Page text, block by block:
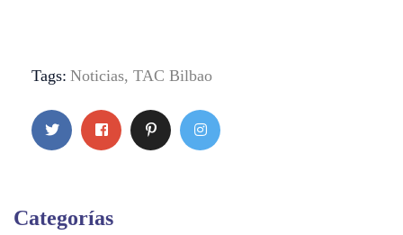
Tags: Noticias, TAC Bilbao
Categorías